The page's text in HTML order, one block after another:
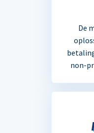
De
non-